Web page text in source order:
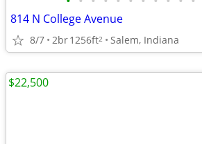
814 N College Avenue
8/7 2br1256ft2 Salem, Indiana
$22,500